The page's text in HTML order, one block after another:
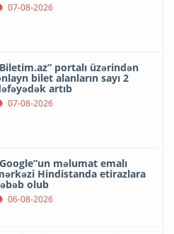
07-08-2026
portalı üzərindən
bilet alanların sayı 2
artıb
07-08-2026
məlumat emalı
Hindistanda etirazlara
olub
06-08-2026